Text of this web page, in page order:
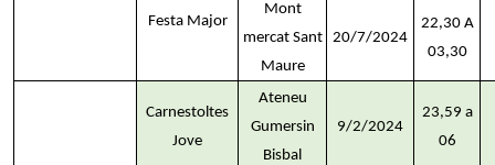
Festa Major
Mont
mercat Sant
Maure
20/7/2024
22,30 A
03,30
Carnestoltes
Jove
Ateneu
Gumersin
Bisbal
9/2/2024
23,59 a
06